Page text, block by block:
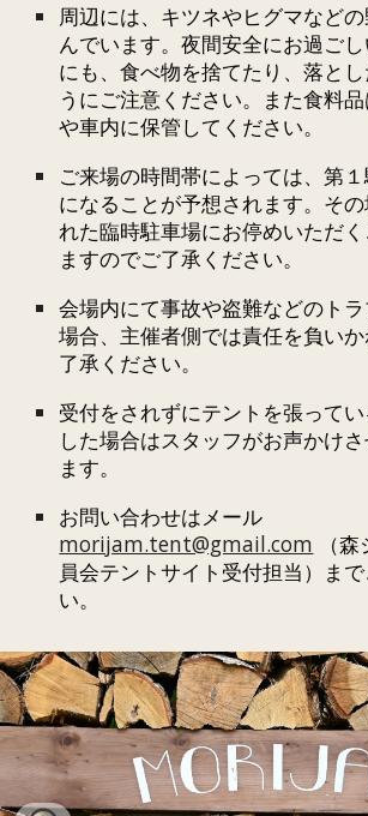
周辺には、キツネやヒグマなど
んでいます。夜間安全にお過ご
にも、食べ物を捨てたり、落と
うにご注意ください。また食料
や車内に保管してください。
ご来場の時間帯によっては、第
になることが予想されます。そ
れた臨時駐車場にお停めいただ
ますのでご了承ください。
会場内にて事故や盗難などのト
場合、主催者側では責任を負い
了承ください。
受付をされずにテントを張って
した場合はスタッフがお声かけ
ます。
お問い合わせはメール
morijam.tent@gmail.com （
員会テントサイト受付担当）ま
い。